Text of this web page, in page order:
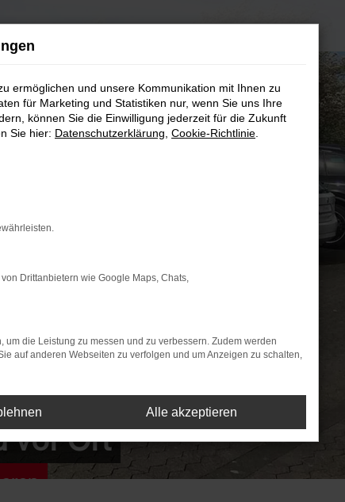
vor Ort
ermöglichen und unsere Kommunikation mit Ihnen zu
für Marketing und Statistiken nur, wenn Sie uns Ihre
können Sie die Einwilligung jederzeit für die Zukunft
Sie hier: Datenschutzerklärung Cookie-Richtlinie
Drittanbietern wie Google Maps, Chats,
die Leistung zu messen und zu verbessern. Zudem werden
auf anderen Webseiten zu verfolgen und um Anzeigen zu schalten,
Alle akzeptieren